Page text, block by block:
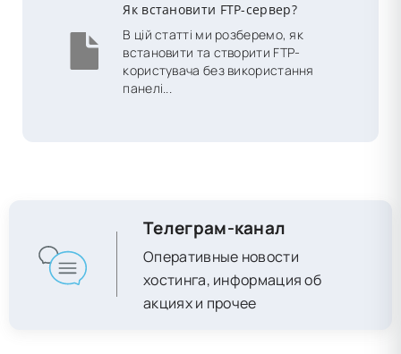
Як встановити FTP-сервер?
В цій статті ми розберемо, як
встановити та створити FTP-
користувача без використання
панелі...
Телеграм-канал
Оперативные новости
хостинга, информация об
акциях и прочее